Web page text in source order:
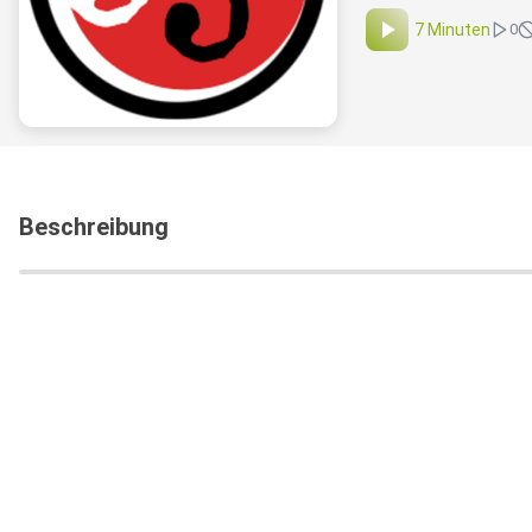
7 Minuten 0
Beschreibung